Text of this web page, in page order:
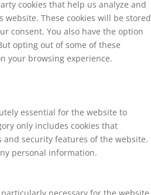
cookies that help us analyze and
These cookies will be stored
consent. You also have the option
opting out of some of these
your browsing experience.
essential for the website to
only includes cookies that
security features of the website.
personal information.